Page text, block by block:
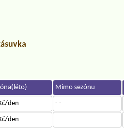
Mimo sezónu
den - -
den - -